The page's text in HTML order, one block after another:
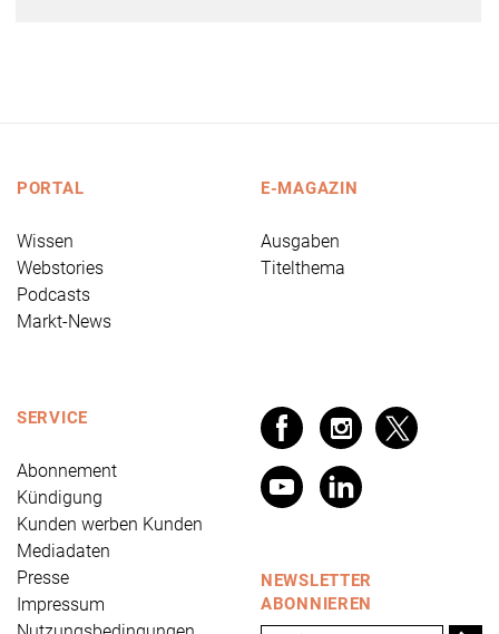
PORTAL
Wissen
Webstories
Podcasts
Markt-News
E-MAGAZIN
Ausgaben
Titelthema
SERVICE
Abonnement
Kündigung
Kunden werben Kunden
Mediadaten
Presse
Impressum
NEWSLETTER
ABONNIEREN